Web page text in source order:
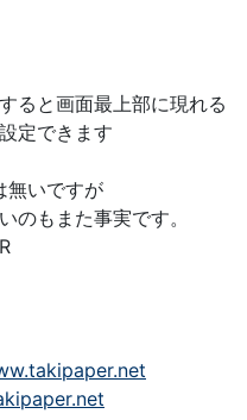
ると画面最上部に現れる
定できます
無いですが
のもまた事実です。